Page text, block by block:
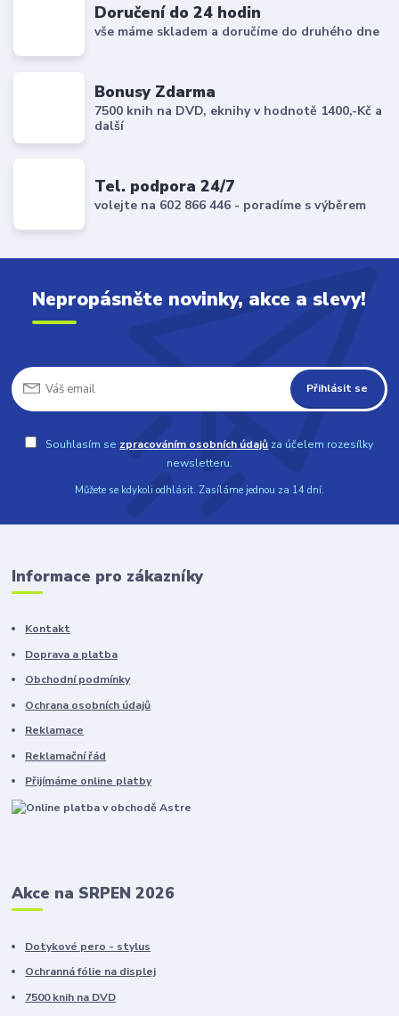
Doručení do 24 hodin
vše máme skladem a doručíme do druhého dne
Bonusy Zdarma
7500 knih na DVD, eknihy v hodnotě 1400,-Kč a
další
Tel. podpora 24/7
volejte na 602 866 446 - poradíme s výběrem
Nepropásněte novinky, akce a slevy!
Přihlásit se
Souhlasím se zpracováním osobních údajů za účelem rozesílky
newsletteru.
Můžete se kdykoli odhlásit. Zasíláme jednou za 14 dní.
Informace pro zákazníky
Kontakt
Doprava a platba
Obchodní podmínky
Ochrana osobních údajů
Reklamace
Reklamační řád
Přijímáme online platby
Akce na SRPEN 2026
Dotykové pero - stylus
Ochranná fólie na displej
7500 knih na DVD